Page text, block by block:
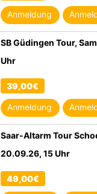
Anmeldung
SB Güdingen Tour,
Uhr
39,00€
Anmeldung
Saar-Altarm Tour
20.09.26, 15 Uhr
49,00€